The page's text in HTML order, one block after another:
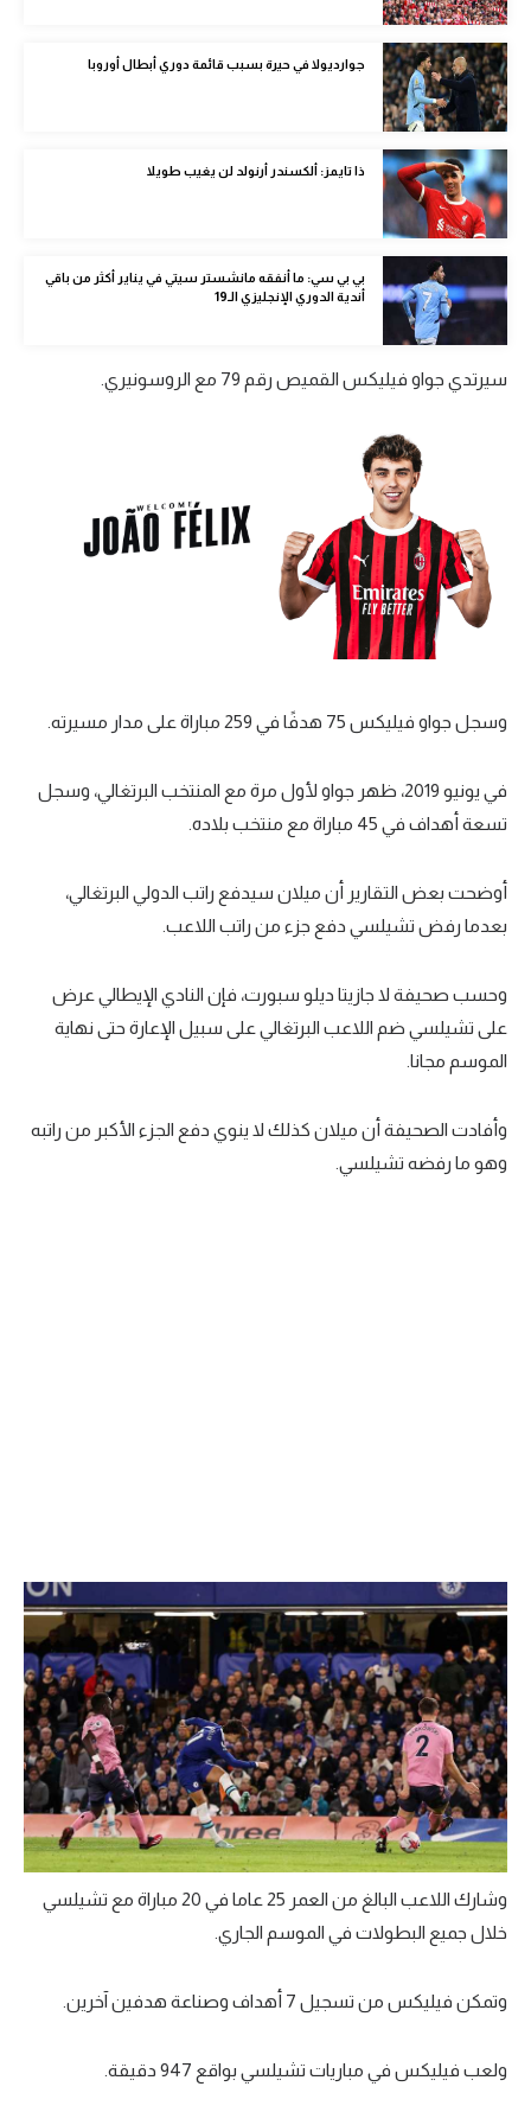
الوطن العربي
في المونديال
رياضة نسائية
آسيا
أمريكا
ركن الألعاب
أقسام خاصة
Gamers
تحقيق في الجول
تقرير في الجول
تحليل في الجول
حكايات في الجول
كويز في الجول
جوارديولا في حيرة بسبب قائمة دوري أبطال أوروبا
ذا تايمز: ألكسندر أرنولد لن يغيب طويلا
بي بي سي: ما أنفقه مانشستر سيتي في يناير أكثر من باقي
أندية الدوري الإنجليزي الـ19
سيرتدي جواو فيليكس القميص رقم 79 مع الروسونيري.
وسجل جواو فيليكس 75 هدفًا في 259 مباراة على مدار مسيرته.
في يونيو 2019، ظهر جواو لأول مرة مع المنتخب البرتغالي، وسجل
تسعة أهداف في 45 مباراة مع منتخب بلاده.
أوضحت بعض التقارير أن ميلان سيدفع راتب الدولي البرتغالي،
بعدما رفض تشيلسي دفع جزء من راتب اللاعب.
وحسب صحيفة لا جازيتا ديلو سبورت، فإن النادي الإيطالي عرض
على تشيلسي ضم اللاعب البرتغالي على سبيل الإعارة حتى نهاية
الموسم مجانا.
وأفادت الصحيفة أن ميلان كذلك لا ينوي دفع الجزء الأكبر من راتبه
وهو ما رفضه تشيلسي.
وشارك اللاعب البالغ من العمر 25 عاما في 20 مباراة مع تشيلسي
خلال جميع البطولات في الموسم الجاري.
وتمكن فيليكس من تسجيل 7 أهداف وصناعة هدفين آخرين.
ولعب فيليكس في مباريات تشيلسي بواقع 947 دقيقة.